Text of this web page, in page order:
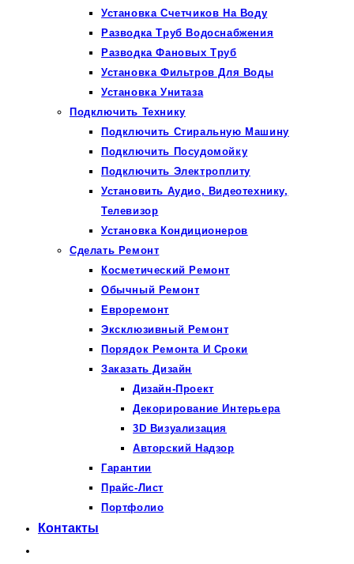
Установка Счетчиков На Воду
Разводка Труб Водоснабжения
Разводка Фановых Труб
Установка Фильтров Для Воды
Установка Унитаза
Подключить Технику
Подключить Стиральную Машину
Подключить Посудомойку
Подключить Электроплиту
Установить Аудио, Видеотехнику,
Телевизор
Установка Кондиционеров
Сделать Ремонт
Косметический Ремонт
Обычный Ремонт
Евроремонт
Эксклюзивный Ремонт
Порядок Ремонта И Сроки
Заказать Дизайн
Дизайн-Проект
Декорирование Интерьера
3D Визуализация
Авторский Надзор
Гарантии
Прайс-Лист
Портфолио
Контакты